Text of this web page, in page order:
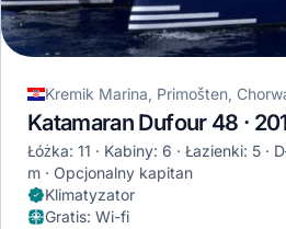
Kremik Marina, Primošten,
Katamaran Dufour 48 ·
Łóżka: 11 Kabiny: 6 Łazienki: 5
m
Opcjonalny kapitan
Klimatyzator
Gratis: Wi-fi